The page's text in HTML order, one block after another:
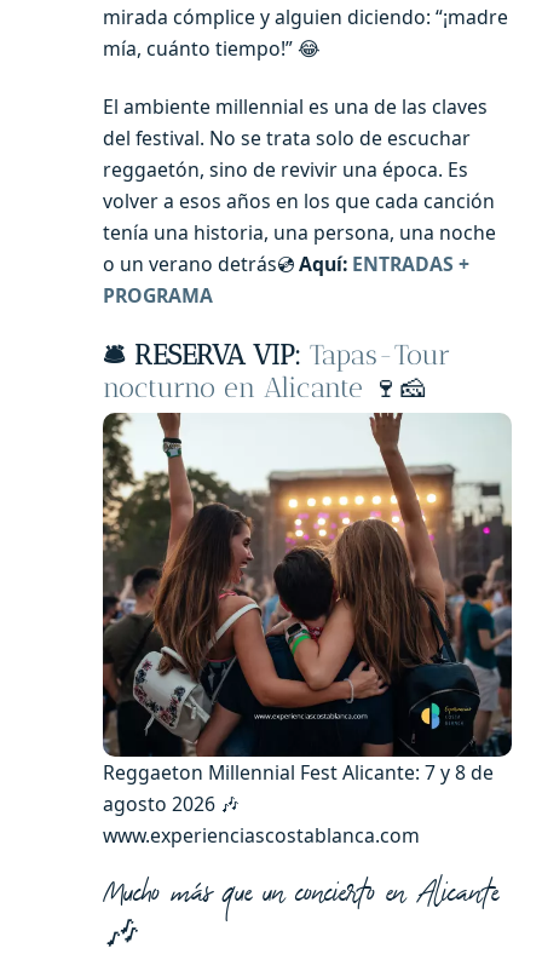
mirada cómplice y alguien diciendo: “¡madre
mía, cuánto tiempo!” 😂
El ambiente millennial es una de las claves
del festival. No se trata solo de escuchar
reggaetón, sino de revivir una época. Es
volver a esos años en los que cada canción
tenía una historia, una persona, una noche
o un verano detrás💿Aquí: ENTRADAS +
PROGRAMA
🛎️ RESERVA VIP: Tapas-Tour
nocturno en Alicante 🍷🧀
Reggaeton Millennial Fest Alicante: 7 y 8 de
agosto 2026 🎶
www.experienciascostablanca.com
Mucho más que un concierto en Alicante
🎶